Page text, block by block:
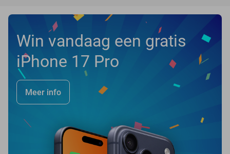
Win vandaag een gratis
iPhone 17 Pro
Meer info